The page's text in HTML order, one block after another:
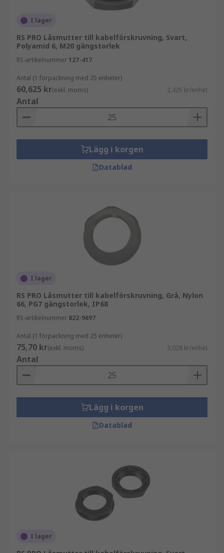
I lager
RS PRO Låsmutter till kabelförskruvning, Svart,
Polyamid 6, M20 gängstorlek
RS-artikelnummer 127-417
Antal (1 förpackning med 25 enheter)
60,625 kr(exkl. moms) 2,425 kr/enhet
Antal
Lägg i korgen
Datablad
I lager
RS PRO Låsmutter till kabelförskruvning, Grå, Nylon
66, PG7 gängstorlek, IP68
RS-artikelnummer 822-9697
Antal (1 förpackning med 25 enheter)
75,70 kr(exkl. moms) 3,028 kr/enhet
Antal
Lägg i korgen
Datablad
I lager